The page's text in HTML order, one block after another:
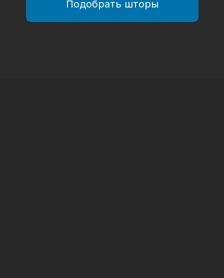
Подобрать шторы